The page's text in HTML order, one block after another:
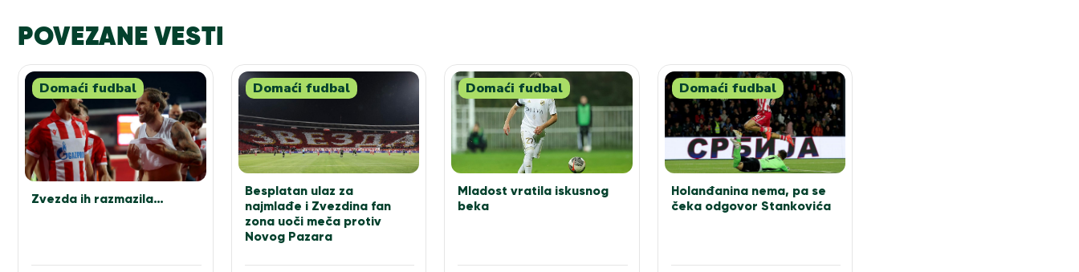
POVEZANE VESTI
Domaći fudbal
Zvezda ih razmazila…
Domaći fudbal
Besplatan ulaz za
najmlađe i Zvezdina fan
zona uoči meča protiv
Novog Pazara
Domaći fudbal
Mladost vratila iskusnog
beka
Domaći fudbal
Holanđanina nema, pa se
čeka odgovor Stankovića